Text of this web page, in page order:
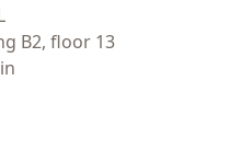
B2, floor 13